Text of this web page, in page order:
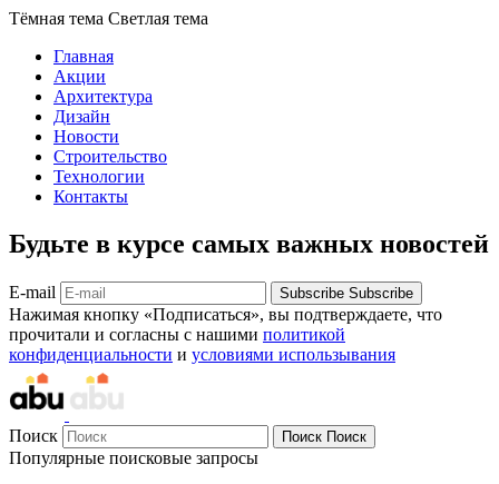
Тёмная тема Светлая тема
Главная
Акции
Архитектура
Дизайн
Новости
Строительство
Технологии
Контакты
Будьте в курсе самых важных новостей
E-mail Subscribe Subscribe
Нажимая кнопку «Подписаться», вы подтверждаете, что
прочитали и согласны с нашими политикой
конфиденциальности и условиями использывания
Поиск Поиск Поиск
Популярные поисковые запросы